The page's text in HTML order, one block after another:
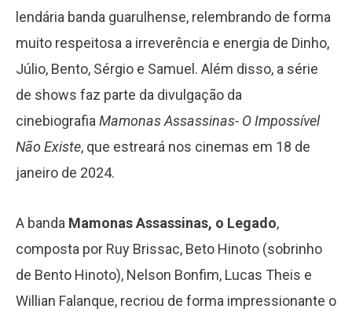
lendária banda guarulhense, relembrando de forma
muito respeitosa a irreverência e energia de Dinho,
Júlio, Bento, Sérgio e Samuel. Além disso, a série
de shows faz parte da divulgação da
cinebiografia Mamonas Assassinas- O Impossível
Não Existe, que estreará nos cinemas em 18 de
janeiro de 2024.
A banda Mamonas Assassinas, o Legado,
composta por Ruy Brissac, Beto Hinoto (sobrinho
de Bento Hinoto), Nelson Bonfim, Lucas Theis e
Willian Falanque, recriou de forma impressionante o